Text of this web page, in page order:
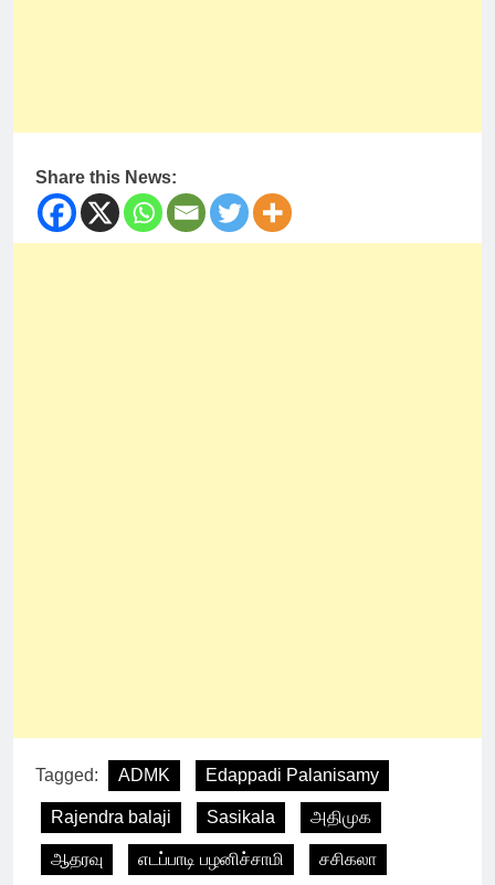
Share this News:
Tagged: ADMK Edappadi Palanisamy
Rajendra balaji Sasikala அதிமுக
ஆதரவு எடப்பாடி பழனிச்சாமி சசிகலா